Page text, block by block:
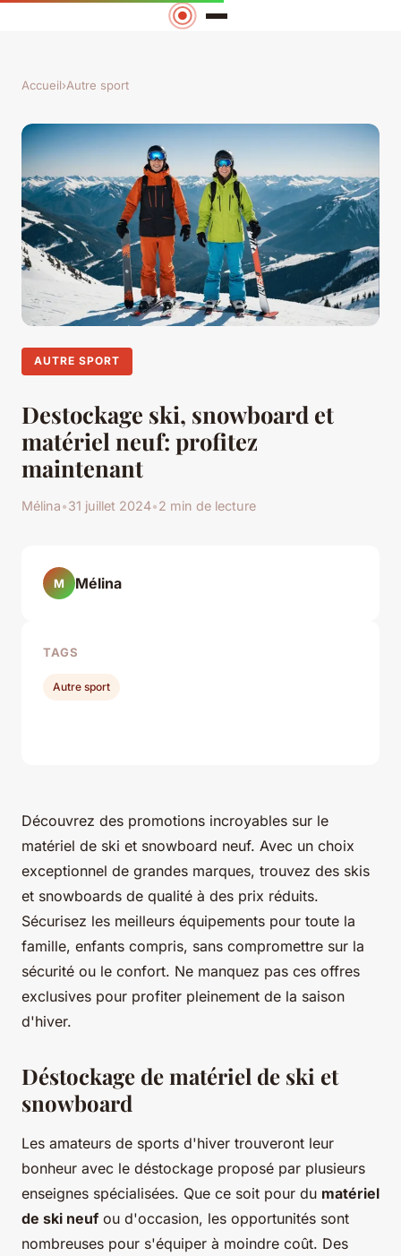
Accueil›Autre sport
AUTRE SPORT
Destockage ski, snowboard et
matériel neuf: profitez
maintenant
Mélina•31 juillet 2024•2 min de lecture
Découvrez des promotions incroyables sur le
matériel de ski et snowboard neuf. Avec un choix
exceptionnel de grandes marques, trouvez des skis
et snowboards de qualité à des prix réduits.
Sécurisez les meilleurs équipements pour toute la
famille, enfants compris, sans compromettre sur la
sécurité ou le confort. Ne manquez pas ces offres
exclusives pour profiter pleinement de la saison
d'hiver.
Déstockage de matériel de ski et
snowboard
Les amateurs de sports d'hiver trouveront leur
bonheur avec le déstockage proposé par plusieurs
enseignes spécialisées. Que ce soit pour du matériel
de ski neufou d'occasion, les opportunités sont
nombreuses pour s'équiper à moindre coût. Des
M Mélina
TAGS
Autre sport